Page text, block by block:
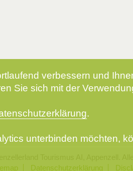
Datenschutzerklärung
verbessern und
Sie sich mit der
.
unterbinden möchten,